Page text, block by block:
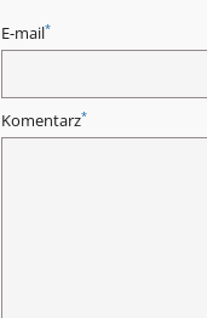
E-mail*
Komentarz*